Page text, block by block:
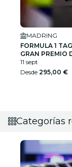
MADRING
FORMULA 1
GRAN PREMIO
2026
11 sept
Desde 295,00 €
Categorías